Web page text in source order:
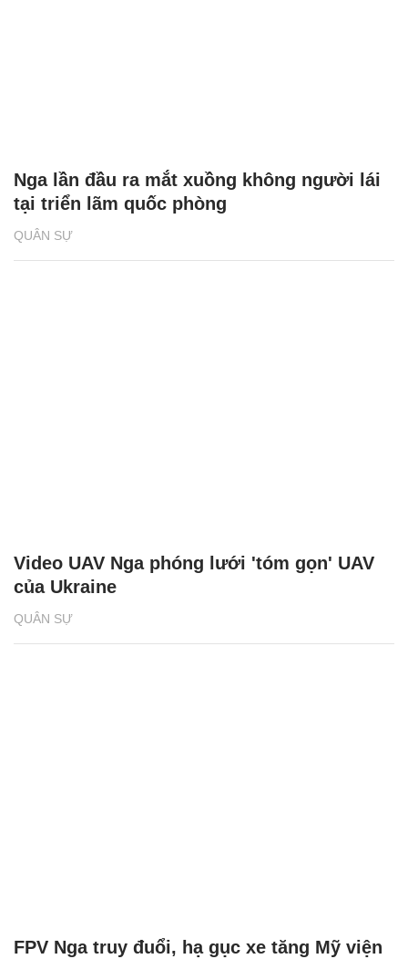
QUÂN SỰ
Nga lần đầu ra mắt xuồng không người lái
tại triển lãm quốc phòng
QUÂN SỰ
Video UAV Nga phóng lưới 'tóm gọn' UAV
của Ukraine
FPV Nga truy đuổi, hạ gục xe tăng Mỹ viện